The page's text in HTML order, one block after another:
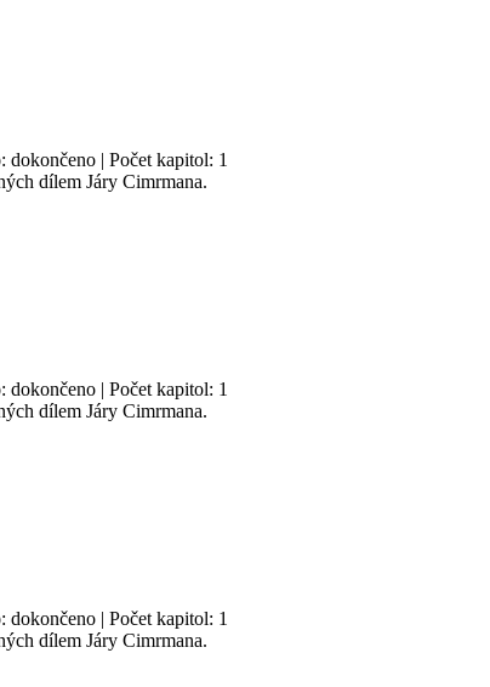
dokončeno | Počet kapitol: 1
dílem Járy Cimrmana.
dokončeno | Počet kapitol: 1
dílem Járy Cimrmana.
dokončeno | Počet kapitol: 1
dílem Járy Cimrmana.